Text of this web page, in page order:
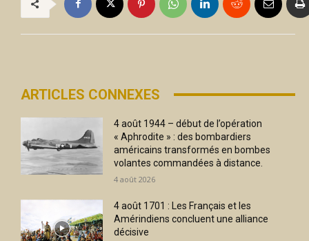
ARTICLES CONNEXES
4 août 1944 – début de l’opération
« Aphrodite » : des bombardiers
américains transformés en bombes
volantes commandées à distance.
4 août 2026
4 août 1701 : Les Français et les
Amérindiens concluent une alliance
décisive